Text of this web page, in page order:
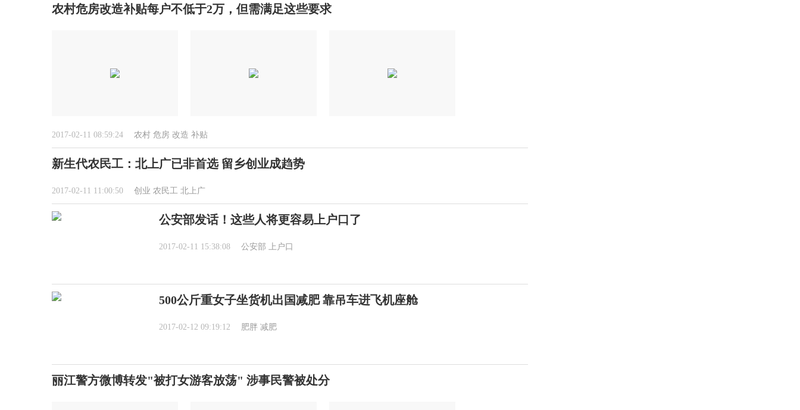
农村危房改造补贴每户不低于2万，但需满足这些要求
2017-02-11 08:59:24 农村 危房 改造 补贴
新生代农民工：北上广已非首选 留乡创业成趋势
2017-02-11 11:00:50 创业 农民工 北上广
公安部发话！这些人将更容易上户口了
2017-02-11 15:38:08 公安部 上户口
500公斤重女子坐货机出国减肥 靠吊车进飞机座舱
2017-02-12 09:19:12 肥胖 减肥
丽江警方微博转发"被打女游客放荡" 涉事民警被处分